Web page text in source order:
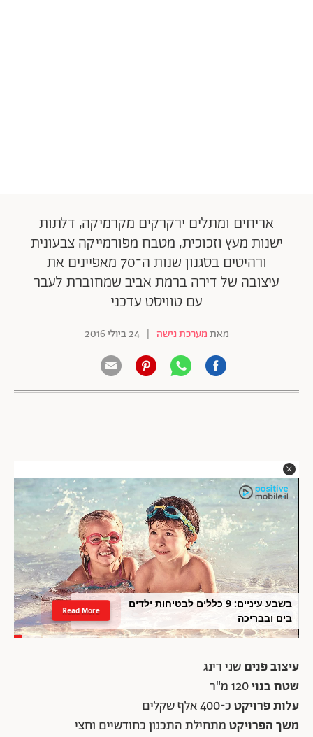
אריחים ומתלים ירקרקים מקרמיקה, דלתות
ישנות מעץ וזכוכית, מטבח מפורמייקה צבעונית
ורהיטים בסגנון שנות ה־70 מאפיינים את
עיצובה של דירה ברמת אביב שמחוברת לעבר
עם טוויסט עדכני
מאתמערכת נישה | 24 ביולי 2016
בשבע עיניים: 9 כללים לבטיחות ילדים
בים ובבריכה
Read More
עיצוב פניםשני רינג
שטח בנוי
עלות פרויקטכ-400 אלף שקלים
משך הפרויקטמתחילת התכנון כחודשיים וחצי